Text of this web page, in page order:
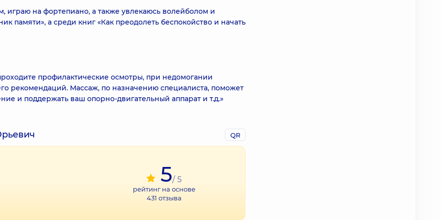
играю на фортепиано, а также увлекаюсь волейболом и
памяти», а среди книг «Как преодолеть беспокойство и начать
профилактические осмотры, при недомогании
рекомендаций. Массаж, по назначению специалиста, поможет
и поддержать ваш опорно-двигательный аппарат и т.д.»
QR
5/ 5
рейтинг на основе
431 отзыва